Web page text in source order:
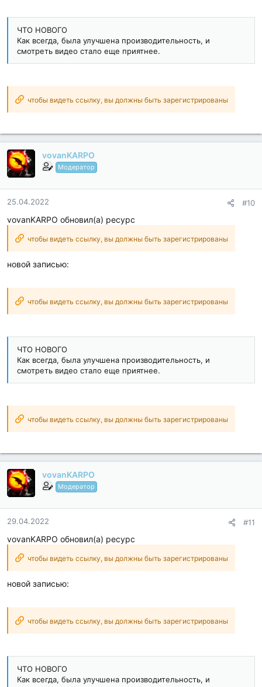
ЧТО НОВОГО
Как всегда, была улучшена производительность, и
смотреть видео стало еще приятнее.
чтобы видеть ссылку, вы должны быть зарегистрированы
vovanKARPO
Модератор
25.04.2022 #10
vovanKARPO обновил(а) ресурс
чтобы видеть ссылку, вы должны быть зарегистрированы
новой записью:
чтобы видеть ссылку, вы должны быть зарегистрированы
ЧТО НОВОГО
Как всегда, была улучшена производительность, и
смотреть видео стало еще приятнее.
чтобы видеть ссылку, вы должны быть зарегистрированы
vovanKARPO
Модератор
29.04.2022 #11
vovanKARPO обновил(а) ресурс
чтобы видеть ссылку, вы должны быть зарегистрированы
новой записью:
чтобы видеть ссылку, вы должны быть зарегистрированы
ЧТО НОВОГО
Как всегда, была улучшена производительность, и